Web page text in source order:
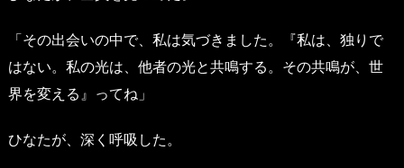
「その出会いの中で、私は気づきました。『私は、独りで
はない。私の光は、他者の光と共鳴する。その共鳴が、世
界を変える』ってね」
ひなたが、深く呼吸した。